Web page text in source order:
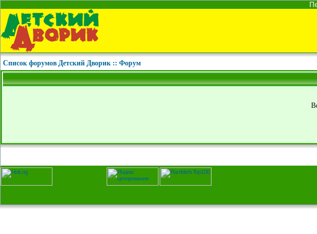
Список форумов Детский Дворик :: Форум